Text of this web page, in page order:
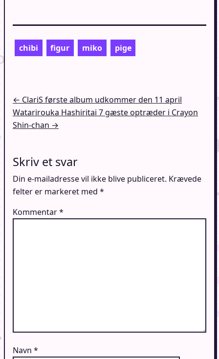
chibi figur miko pige
Indlægsnavigation
← ClariS første album udkommer den 11 april
Watarirouka Hashiritai 7 gæste optræder i Crayon
Shin-chan →
Skriv et svar
Din e-mailadresse vil ikke blive publiceret. Krævede
felter er markeret med *
Kommentar*
Navn *